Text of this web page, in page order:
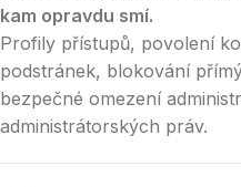
kam opravdu smí.
Profily přístupů, povolení
podstránek, blokování
bezpečné omezení
administrátorských práv.